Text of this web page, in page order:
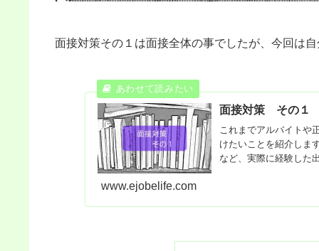
面接対策その１は面接全体の事でしたが、今回は
面接対策 その１
これまでアルバイトや
けたいことを紹介しま
など、実際に経験した
www.ejobelife.com